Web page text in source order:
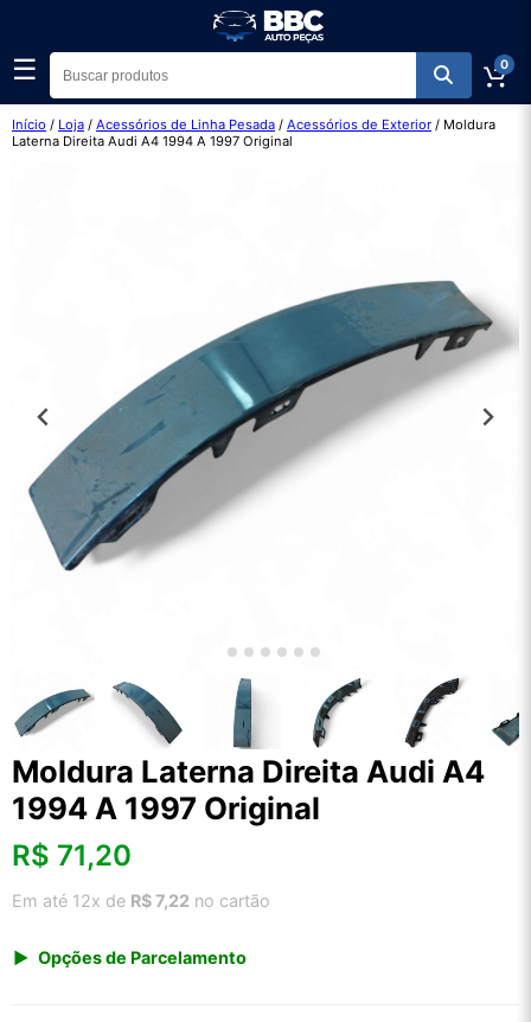
☰ 0
Início / Loja / Acessórios de Linha Pesada / Acessórios de Exterior / Moldura
Laterna Direita Audi A4 1994 A 1997 Original
Moldura Laterna Direita Audi A4
1994 A 1997 Original
R$ 71,20
Em até 12x de R$ 7,22 no cartão
Opções de Parcelamento